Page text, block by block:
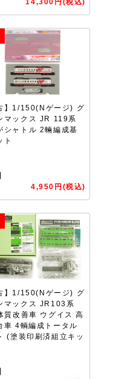
】1/150(Nゲージ) グ
マックス JR 119系
シャトル 2輛編成基
ト
4,950円(税込)
】1/150(Nゲージ) グ
マックス JR103系
質改善車 ウグイス 高
車 4輌編成トータル
(塗装印刷済組立キッ